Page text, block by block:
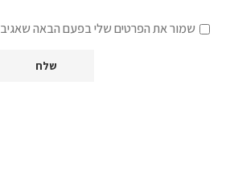
שמור את הפרטים שלי בפעם הבאה שאגיב